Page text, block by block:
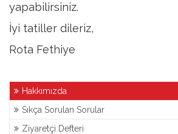
yapabilirsiniz.
İyi tatiller dileriz,
Rota Fethiye
Hakkımızda
Sıkça Sorulan Sorular
Ziyaretçi Defteri